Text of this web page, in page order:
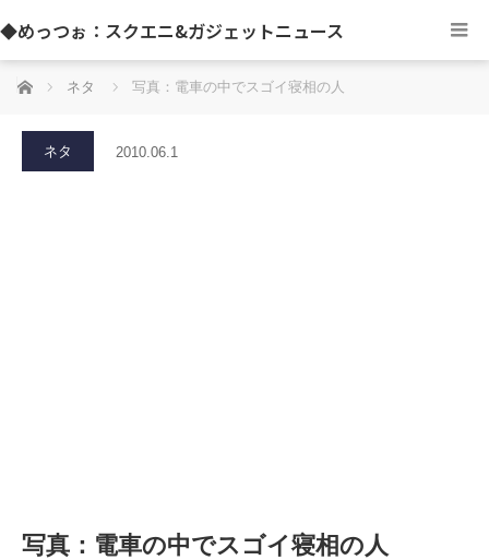
◆めっつぉ：スクエニ&ガジェットニュース
ホーム ネタ 写真：電車の中でスゴイ寝相の人
ネタ 2010.06.1
写真：電車の中でスゴイ寝相の人